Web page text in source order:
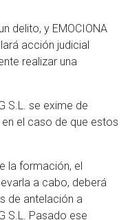
delito, y EMOCIONA
acción judicial
realizar una
S.L. se exime de
el caso de que estos
la formación, el
a cabo, deberá
de antelación a
S.L. Pasado ese